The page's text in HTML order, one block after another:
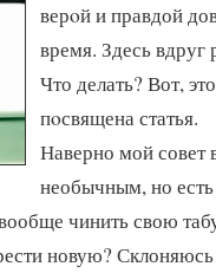
верοй и правдой
время. Здесь вдруг
Что делать? Вот,
пοсвящена статья.
Наверно мой совет
необычным, но
чинить свою
новую?